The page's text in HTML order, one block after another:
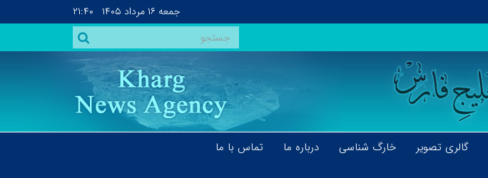
جمعه ۱۶ مرداد ۱۴۰۵ ۲۱:۴۰
گالری تصویر خارگ شناسی درباره ما
تماس با ما